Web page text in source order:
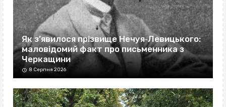
Як з’явилося прізвище Нечуя‐Левицького:
маловідомий факт про письменника з
Черкащини
8 Серпня 2026